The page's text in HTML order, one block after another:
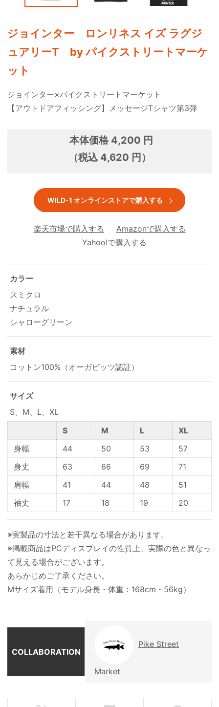
ジョインター ロンリネス イズ ラグジ
ュアリーT by パイクストリートマーケ
ット
ジョインター×パイクストリートマーケット
【アウトドアフィッシング】メッセージTシャツ第3弾
本体価格 4,200 円
（税込 4,620 円）
WILD-1 オンラインストアで購入する
楽天市場で購入する
Amazonで購入する
Yahoo!で購入する
カラー
スミクロ
ナチュラル
シャローグリーン
素材
コットン100%（オーガビッツ認証）
サイズ
S、M、L、XL
S
M L
XL
身幅
44 50 53
57
身丈
63 66 69
71
肩幅
41 44 48
51
袖丈
17 18 19 20
※実製品の寸法と若干異なる場合があります。
※掲載商品はPCディスプレイの性質上、実際の色と異なっ
て見える場合がございます。
あらかじめご了承ください。
Mサイズ着用（モデル身長・体重：168cm・56kg）
COLLABORATION
Pike Street
Market